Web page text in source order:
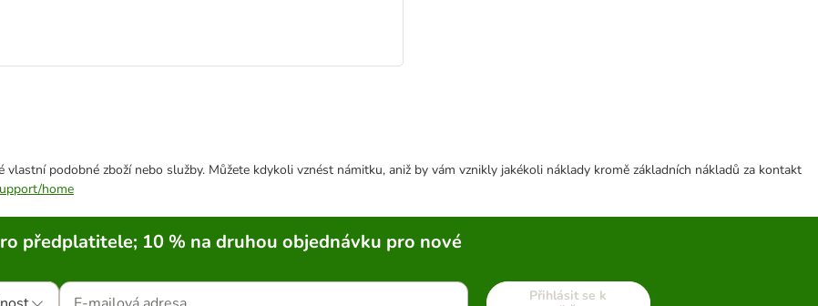
podobné zboží nebo služby. Můžete kdykoli vznést námitku, aniž by vám vznikly jakékoli náklady kromě základních nákladů za kontakt
home
předplatitele; 10 % na druhou objednávku pro nové
Přihlásit se k